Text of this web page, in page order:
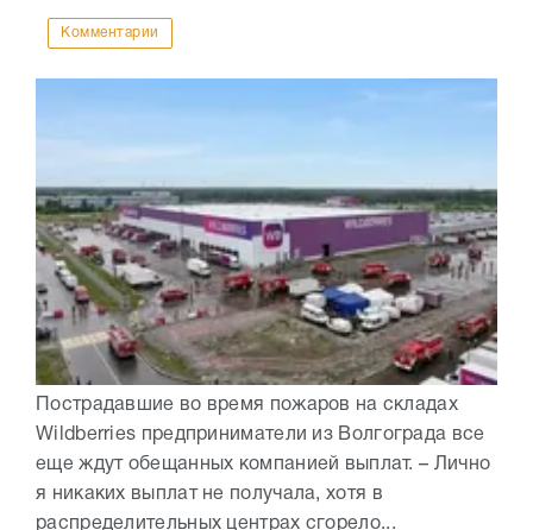
Комментарии
Пострадавшие во время пожаров на складах
Wildberries предприниматели из Волгограда все
еще ждут обещанных компанией выплат. – Лично
я никаких выплат не получала, хотя в
распределительных центрах сгорело...